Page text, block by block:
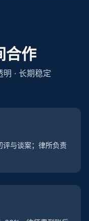
合作
明 · 长期稳定
评与谈案；律所负责